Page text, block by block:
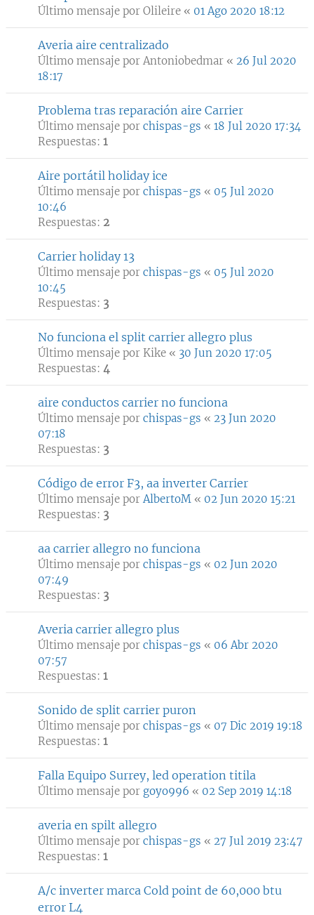
Último mensaje por Olileire « 01 Ago 2020 18:12
Averia aire centralizado
Último mensaje por Antoniobedmar « 26 Jul 2020
18:17
Problema tras reparación aire Carrier
Último mensaje por chispas-gs « 18 Jul 2020 17:34
Respuestas: 1
Aire portátil holiday ice
Último mensaje por chispas-gs « 05 Jul 2020
10:46
Respuestas: 2
Carrier holiday 13
Último mensaje por chispas-gs « 05 Jul 2020
10:45
Respuestas: 3
No funciona el split carrier allegro plus
Último mensaje por Kike « 30 Jun 2020 17:05
Respuestas: 4
aire conductos carrier no funciona
Último mensaje por chispas-gs « 23 Jun 2020
07:18
Respuestas: 3
Código de error F3, aa inverter Carrier
Último mensaje porAlbertoM « 02 Jun 2020 15:21
Respuestas: 3
aa carrier allegro no funciona
Último mensaje por chispas-gs « 02 Jun 2020
07:49
Respuestas: 3
Averia carrier allegro plus
Último mensaje por chispas-gs « 06 Abr 2020
07:57
Respuestas: 1
Sonido de split carrier puron
Último mensaje por chispas-gs « 07 Dic 2019 19:18
Respuestas: 1
Falla Equipo Surrey, led operation titila
Último mensaje por goyo996 « 02 Sep 2019 14:18
averia en spilt allegro
Último mensaje por chispas-gs « 27 Jul 2019 23:47
Respuestas: 1
A/c inverter marca Cold point de 60,000 btu
error L4